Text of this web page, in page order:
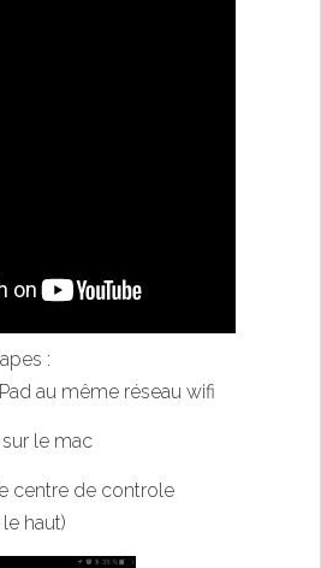
:
au même réseau wifi
le mac
centre de controle
haut)